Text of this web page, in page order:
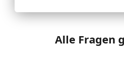
Alle Fragen